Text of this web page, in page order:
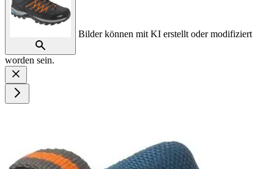
Bilder können mit KI erstellt oder modifiziert
worden sein.